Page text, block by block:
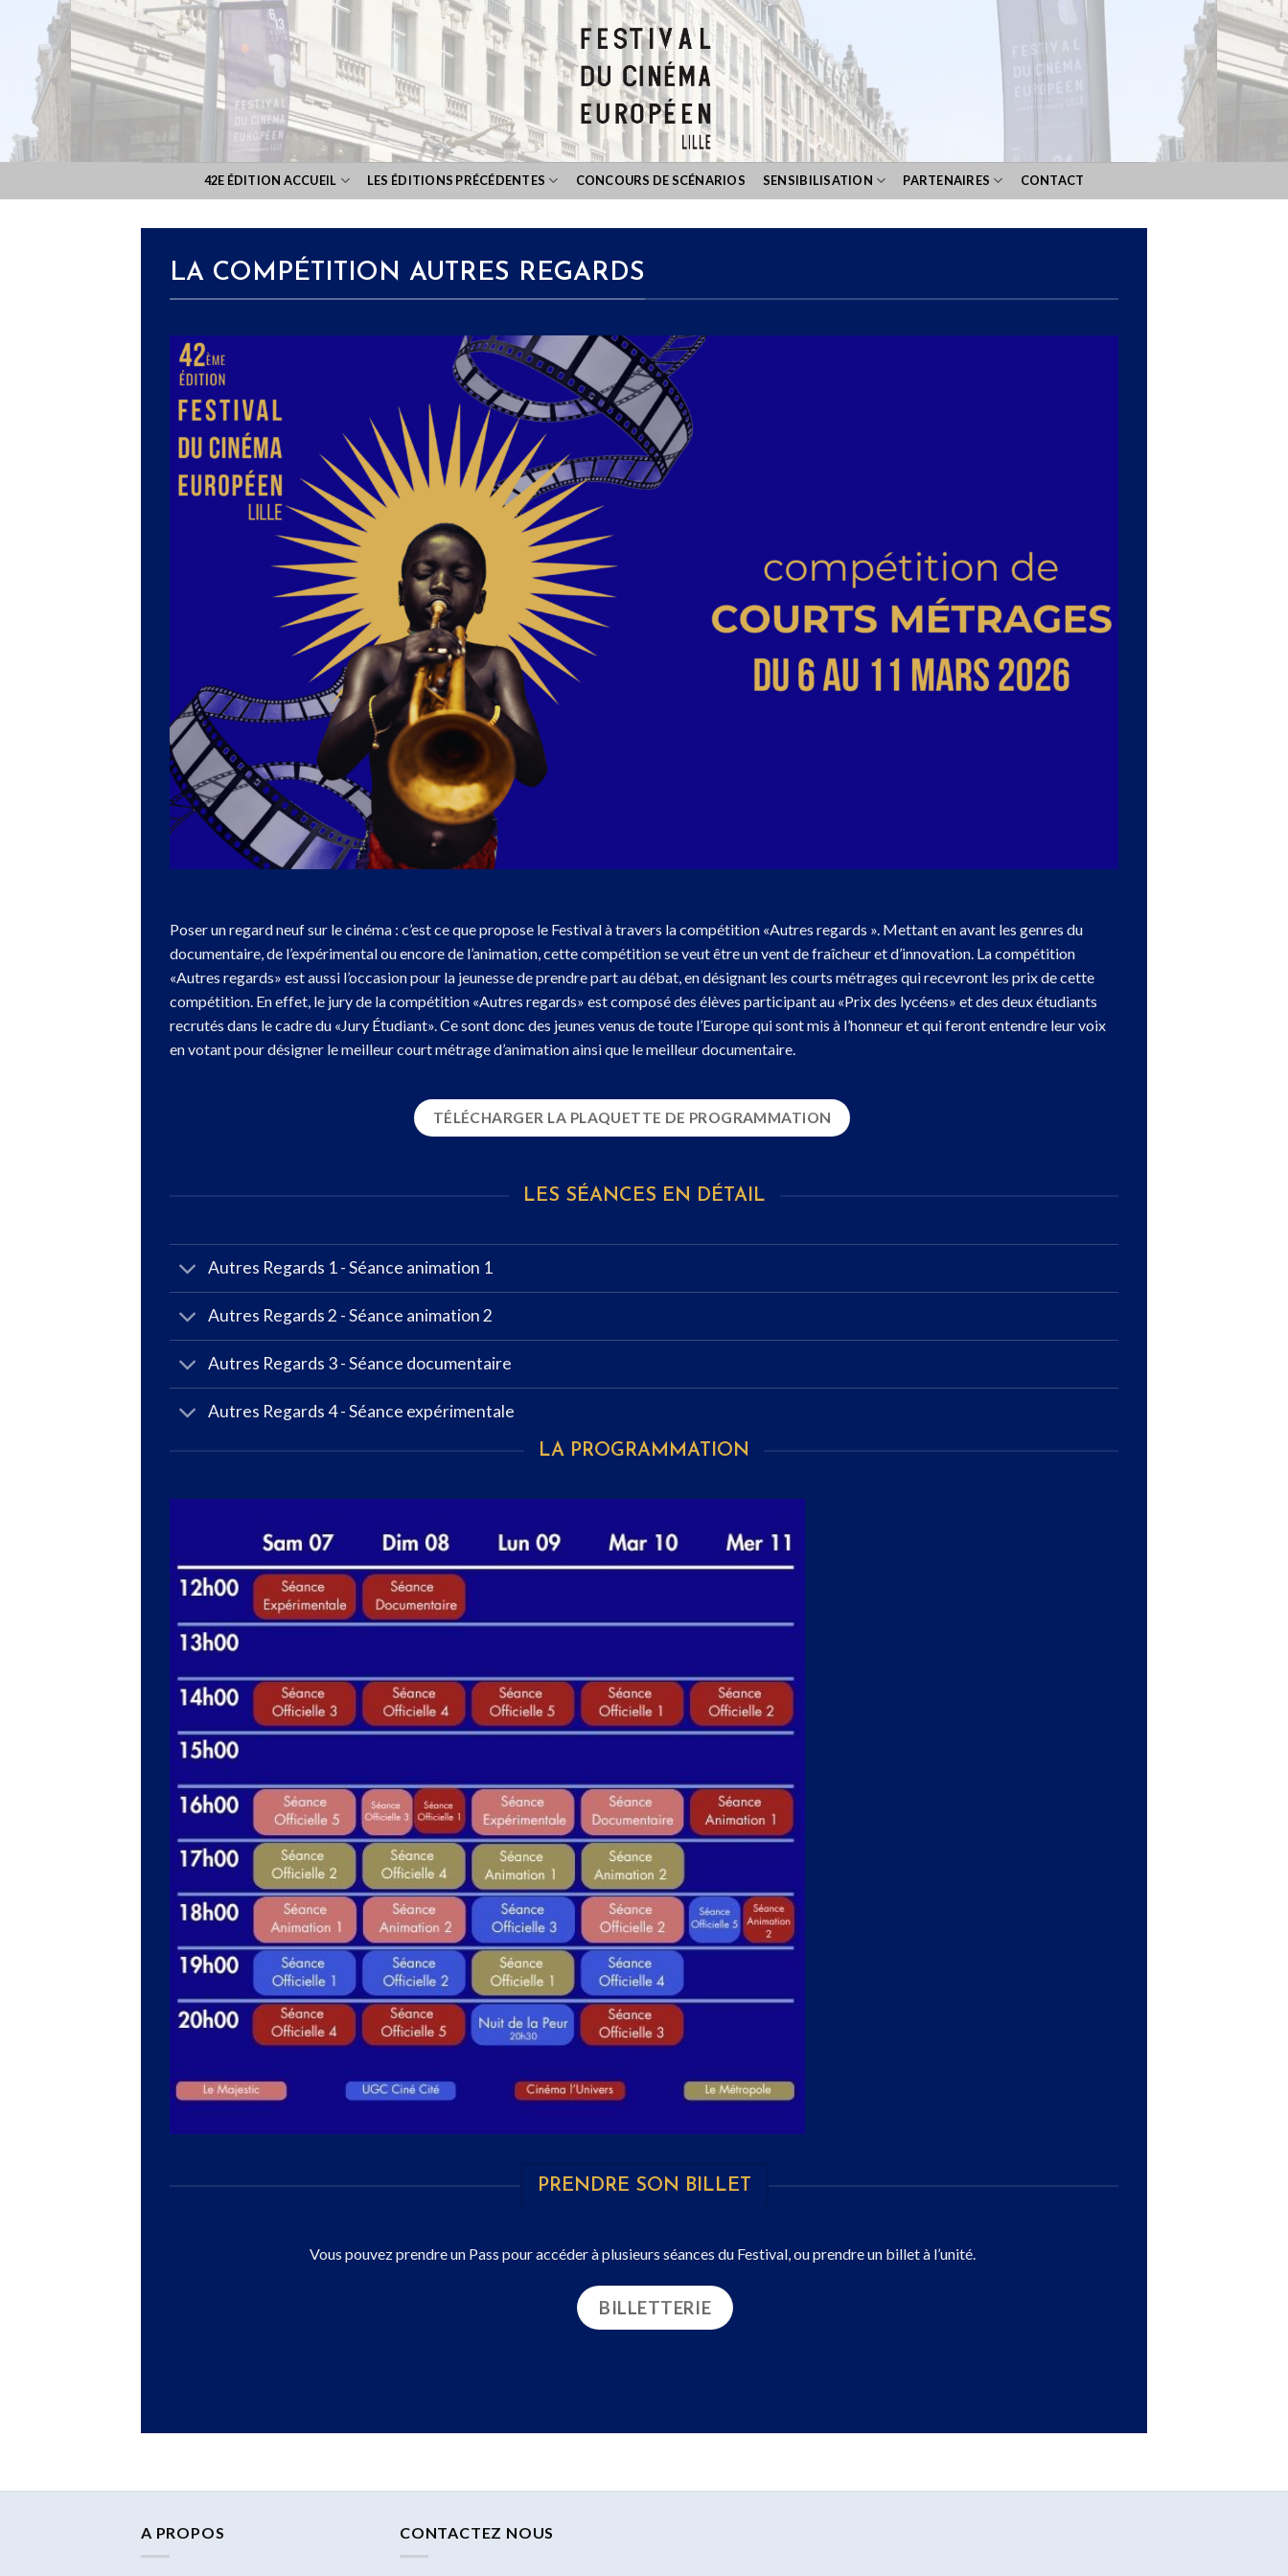
content
42E ÉDITION ACCUEIL LES ÉDITIONS PRÉCÉDENTES CONCOURS DE SCÉNARIOS SENSIBILISATION PARTENAIRES CONTACT
LA COMPÉTITION AUTRES REGARDS
Poser un regard neuf sur le cinéma : c’est ce que propose le Festival à travers la compétition «Autres regards ». Mettant en avant les genres du
documentaire, de l’expérimental ou encore de l’animation, cette compétition se veut être un vent de fraîcheur et d’innovation. La compétition
«Autres regards» est aussi l’occasion pour la jeunesse de prendre part au débat, en désignant les courts métrages qui recevront les prix de cette
compétition. En effet, le jury de la compétition «Autres regards» est composé des élèves participant au «Prix des lycéens» et des deux étudiants
recrutés dans le cadre du «Jury Étudiant». Ce sont donc des jeunes venus de toute l’Europe qui sont mis à l’honneur et qui feront entendre leur voix
en votant pour désigner le meilleur court métrage d’animation ainsi que le meilleur documentaire.
TÉLÉCHARGER LA PLAQUETTE DE PROGRAMMATION
LES SÉANCES EN DÉTAIL
Autres Regards 1 - Séance animation 1
Autres Regards 2 - Séance animation 2
Autres Regards 3 - Séance documentaire
Autres Regards 4 - Séance expérimentale
LA PROGRAMMATION
PRENDRE SON BILLET
Vous pouvez prendre un Pass pour accéder à plusieurs séances du Festival, ou prendre un billet à l’unité.
BILLETTERIE
A PROPOS CONTACTEZ NOUS